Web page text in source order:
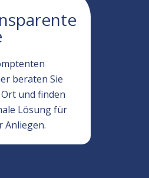
beraten Sie
und finden
Lösung für
Anliegen.